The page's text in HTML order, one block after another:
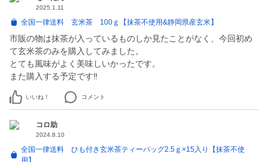
2025.1.11
全国一律送料 玄米茶 100ｇ【抹茶不使用&静岡県産玄米】
市販の物は抹茶が入っているものしか見たことがなく、今回初め
て玄米茶のみを購入してみました。
とても風味がよく美味しいかったです。
また購入する予定です‼️
いいね！ コメント
コロ助
2024.8.10
全国一律送料 ひも付き玄米茶ティーバッグ2.5ｇ×15入り【抹茶不使
用】